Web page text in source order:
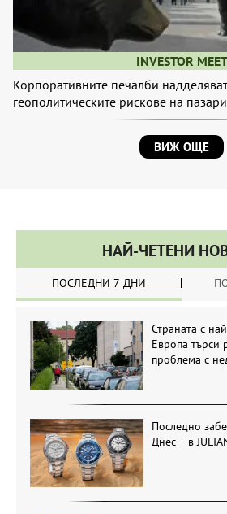
INVESTOR MEET
Корпоративните печалби
геополитическите рискове на
ВИЖ ОЩЕ
НАЙ-ЧЕТЕНИ
ПОСЛЕДНИ 7 ДНИ
Страната с
Европа търси
проблема с
Последно
Днес – в